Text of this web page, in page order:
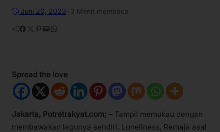
Juni 20, 2023 3 Menit membaca
Facebook Twitter Pinterest Mail WhatsApp
Spread the love
Jakarta, Potretrakyat.com; – Tampil memukau dengan
membawakan lagunya sendiri, Loneliness, Remaja asal